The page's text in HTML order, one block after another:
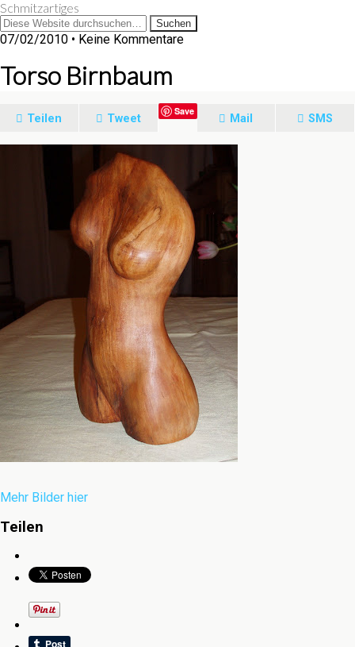
Schmitzartiges
07/02/2010 • Keine Kommentare
Torso Birnbaum
Teilen Tweet
Save
Mail SMS
Mehr Bilder hier
Teilen